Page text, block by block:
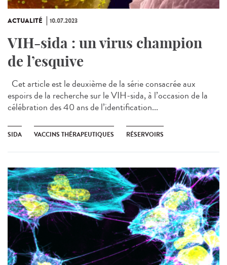
ACTUALITÉ 10.07.2023
VIH-sida : un virus champion
de l’esquive
Cet article est le deuxième de la série consacrée aux
espoirs de la recherche sur le VIH-sida, à l’occasion de la
célébration des 40 ans de l’identification...
SIDA VACCINS THÉRAPEUTIQUES RÉSERVOIRS